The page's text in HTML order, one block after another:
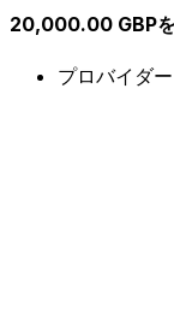
20,000.00 GBP
プロバイダー